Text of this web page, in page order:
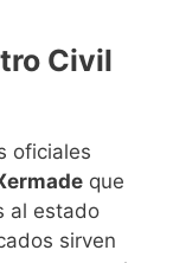
Civil
oficiales
que
al estado
sirven